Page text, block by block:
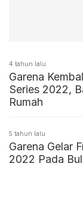
4 tahun lalu
Garena
Series 2022,
Rumah
5 tahun lalu
Garena Gelar
2022 Pada